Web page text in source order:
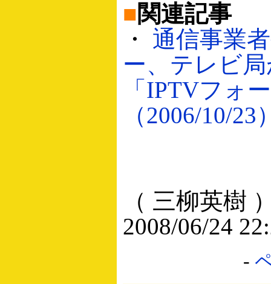
■関連記事
・ 通信事業
ー、テレビ
「IPTVフォ
（2006/10/23
（ 三柳英樹
2008/06/24
-